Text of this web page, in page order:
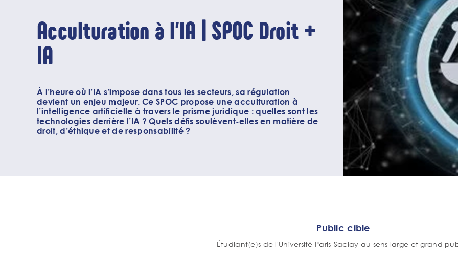
Acculturation à l'IA | SPOC Droit +
IA
À l’heure où l’IA s’impose dans tous les secteurs, sa régulation
devient un enjeu majeur. Ce SPOC propose une acculturation à
l’intelligence artificielle à travers le prisme juridique : quelles sont les
technologies derrière l’IA ? Quels défis soulèvent-elles en matière de
droit, d’éthique et de responsabilité ?
Public cible
Étudiant(e)s de l'Université Paris-Saclay au sens large et grand